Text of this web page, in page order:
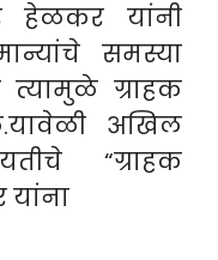
हेळकर यांनी
समस्या
ग्राहक
अखिल
“ग्राहक
यांना